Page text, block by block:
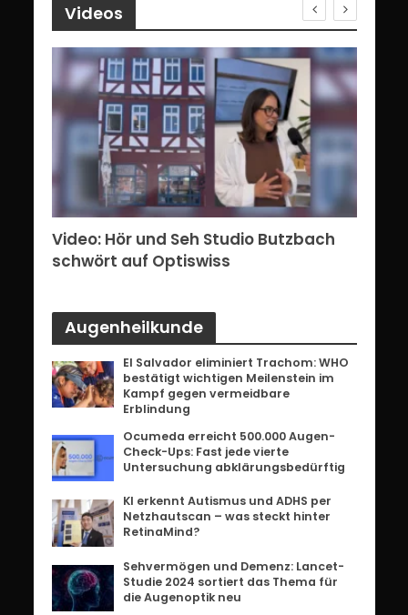
Videos
Video: Hör und Seh Studio Butzbach
schwört auf Optiswiss
Augenheilkunde
El Salvador eliminiert Trachom: WHO
bestätigt wichtigen Meilenstein im
Kampf gegen vermeidbare
Erblindung
Ocumeda erreicht 500.000 Augen-
Check-Ups: Fast jede vierte
Untersuchung abklärungsbedürftig
KI erkennt Autismus und ADHS per
Netzhautscan – was steckt hinter
RetinaMind?
Sehvermögen und Demenz: Lancet-
Studie 2024 sortiert das Thema für
die Augenoptik neu